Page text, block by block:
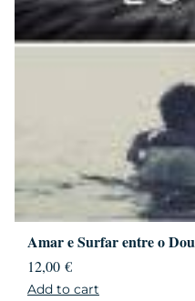
Amar e Surfar entre o
12,00 €
Add to cart